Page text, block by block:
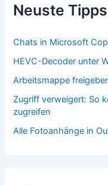
Neuste Tipps
Chats in Microsoft
HEVC-Decoder unter
Arbeitsmappe
Zugriff verweigert: So
zugreifen
Alle Fotoanhänge in